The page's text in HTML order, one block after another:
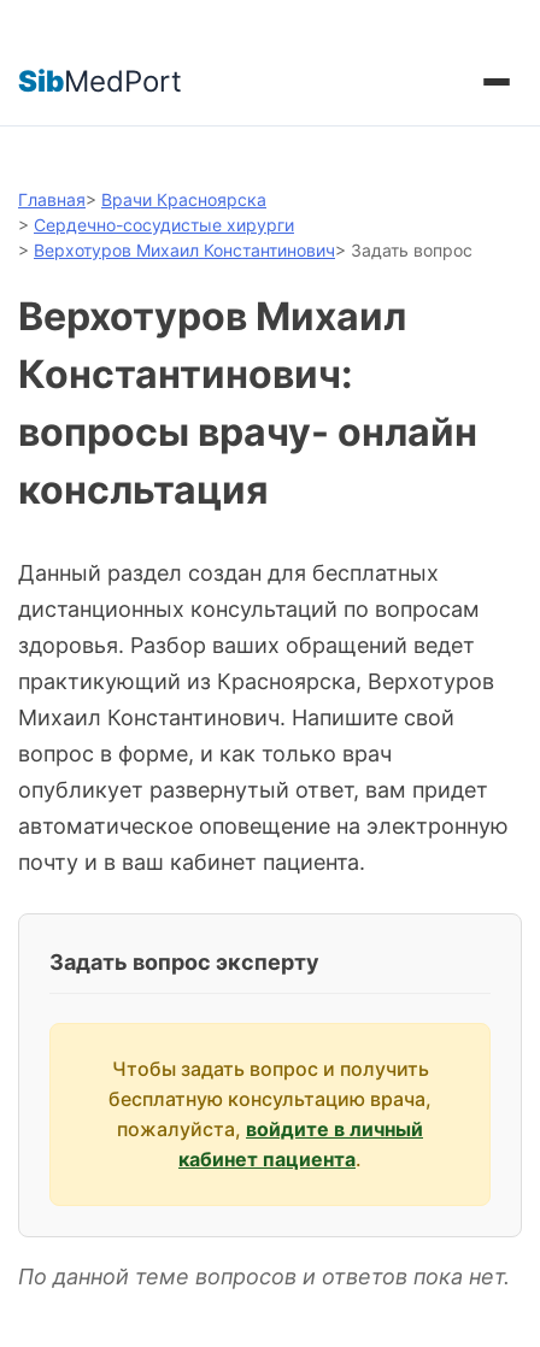
SibMedPort
Главная> Врачи Красноярска
> Сердечно-сосудистые хирурги
> Верхотуров Михаил Константинович> Задать вопрос
Верхотуров Михаил
Константинович:
вопросы врачу- онлайн
консльтация
Данный раздел создан для бесплатных
дистанционных консультаций по вопросам
здоровья. Разбор ваших обращений ведет
практикующий из Красноярска, Верхотуров
Михаил Константинович. Напишите свой
вопрос в форме, и как только врач
опубликует развернутый ответ, вам придет
автоматическое оповещение на электронную
почту и в ваш кабинет пациента.
Задать вопрос эксперту
Чтобы задать вопрос и получить
бесплатную консультацию врача,
пожалуйста, войдите в личный
кабинет пациента.
По данной теме вопросов и ответов пока нет.